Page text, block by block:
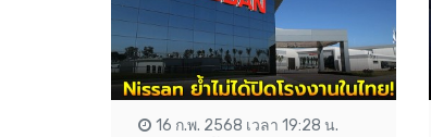
16 ก.พ. 2568 เวลา 19:28 น.